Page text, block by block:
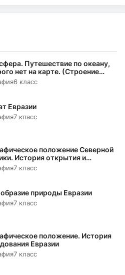
Путешествие по океану,
нет на карте. (Строение
6 класс
Евразии
7 класс
положение Северной
История открытия и
7 класс
природы Евразии
7 класс
положение. История
Евразии
7 класс